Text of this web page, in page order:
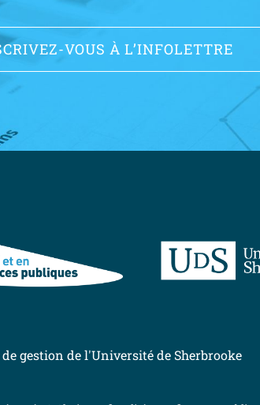
VOUS À L’INFOLETTRE
de gestion de l'Université de Sherbrooke